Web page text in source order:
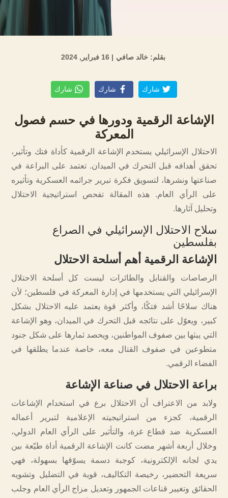
بقلم: خالد صافي | 16 فبراير, 2024
شارك شارك شارك
الإشاعة الرقمية ودورها في حسم فصول
المعركة
الاحتلال الإسرائيلي يستخدم الإشاعة الرقمية كأداة فتك وتأثير،
تحقق أهدافه قبل التحرك في الميدان. تعتمد على البراعة في
صناعتها ونشرها، لتسويق فكرة تبرير جرائمه العسكرية وتأثيره
على الرأي العام. هذه المقالة تفحص استراتيجية الاحتلال
وتحليل آثارها.
سلاح الاحتلال الإسرائيلي في الصراع
بفلسطين
الإشاعة الرقمية أهم أسلحة الاحتلال
الرصاصات والقنابل والطائرات ليست كل أسلحة الاحتلال
الإسرائيلي التي يستخدمها في إدارة المعركة في فلسطين؛ لأن
هناك سلاحًا أشد فتكًا، وأكثر قوة يعتمد عليه الاحتلال بشكل
كبير، ويعوّل على نتائجه قبل التحرك في الميدان، وهو الإشاعة
التي يبثها بين صفوف المواطنين، ويحصد ثمارها على شكل جنود
متطوعين في صفوف القتال معه، خاصة عندما يطلقها في
الفضاء الرقمي.
براعة الاحتلال في صناعة الإشاعة
ولابد من الاعتراف أن الاحتلال برع في استخدام الإشاعات
الرقمية، كجزء من استراتيجيته الإعلامية لتبرير أعماله
العسكرية ضد قطاع غزة، والتأثير على الرأي العام الدولي،
وخلال أربعة أشهر مضت كانت الإشاعة الرقمية أداة طيّعة بين
يدي لجانه الإلكترونية، كوجبة دسمة يسوّقها بسهولة، فهي
سريعة التحضير، رخيصة التكاليف، قوية في التضليل وتشويه
الحقائق وتغيير قناعات الجمهور وتعديل مزاج الرأي العام وجلب